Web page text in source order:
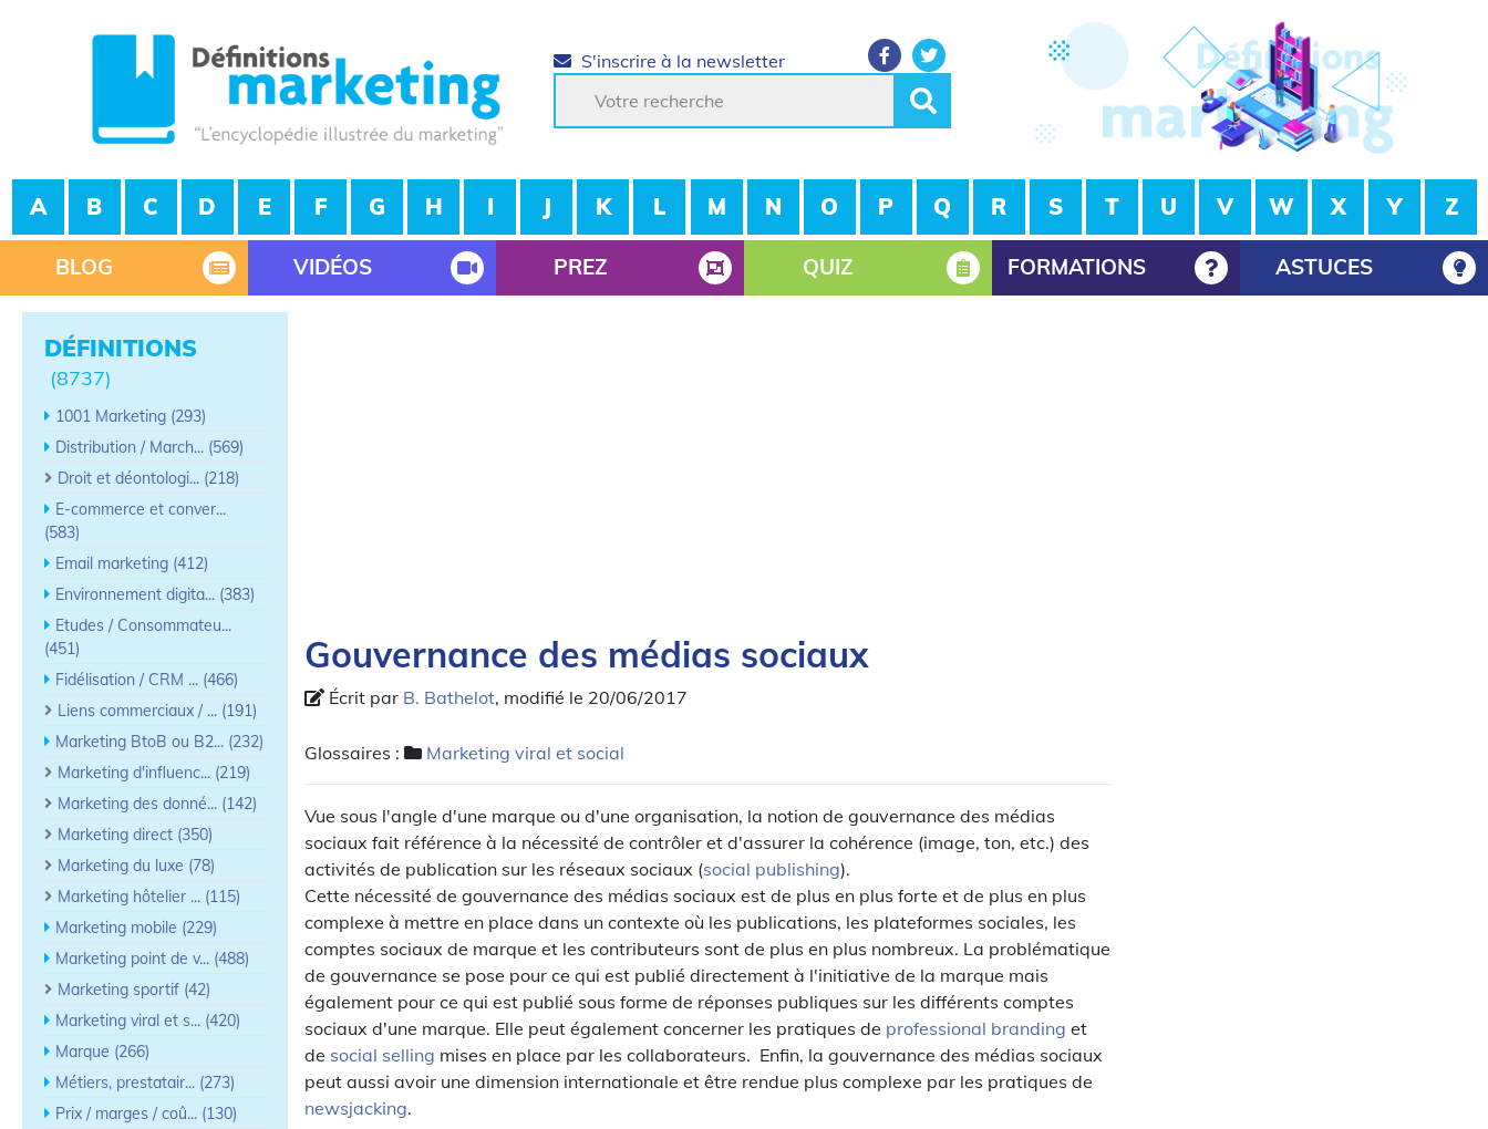
S'inscrire à la newsletter
A B C D E F G H I J K L M N O P Q R S T U V W X Y Z
BLOG VIDÉOS PREZ QUIZ FORMATIONS ASTUCES
DÉFINITIONS
(8737)
1001 Marketing (293)
Distribution / March... (569)
Droit et déontologi... (218)
E-commerce et conver...
(583)
Email marketing (412)
Environnement digita... (383)
Etudes / Consommateu...
(451)
Fidélisation / CRM ... (466)
Liens commerciaux / ... (191)
Marketing BtoB ou B2... (232)
Marketing d'influenc... (219)
Marketing des donné... (142)
Marketing direct (350)
Marketing du luxe (78)
Marketing hôtelier ... (115)
Marketing mobile (229)
Marketing point de v... (488)
Marketing sportif (42)
Marketing viral et s... (420)
Marque (266)
Métiers, prestatair... (273)
Prix / marges / coû... (130)
Gouvernance des médias sociaux
Écrit par B. Bathelot, modifié le 20/06/2017
Glossaires : Marketing viral et social
Vue sous l'angle d'une marque ou d'une organisation, la notion de gouvernance des médias
sociaux fait référence à la nécessité de contrôler et d'assurer la cohérence (image, ton, etc.) des
activités de publication sur les réseaux sociaux (social publishing).
Cette nécessité de gouvernance des médias sociaux est de plus en plus forte et de plus en plus
complexe à mettre en place dans un contexte où les publications, les plateformes sociales, les
comptes sociaux de marque et les contributeurs sont de plus en plus nombreux. La problématique
de gouvernance se pose pour ce qui est publié directement à l'initiative de la marque mais
également pour ce qui est publié sous forme de réponses publiques sur les différents comptes
sociaux d'une marque. Elle peut également concerner les pratiques de professional branding et
de social selling mises en place par les collaborateurs. Enfin, la gouvernance des médias sociaux
peut aussi avoir une dimension internationale et être rendue plus complexe par les pratiques de
newsjacking.